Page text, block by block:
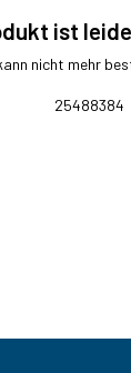
ist
nicht mehr
25488384